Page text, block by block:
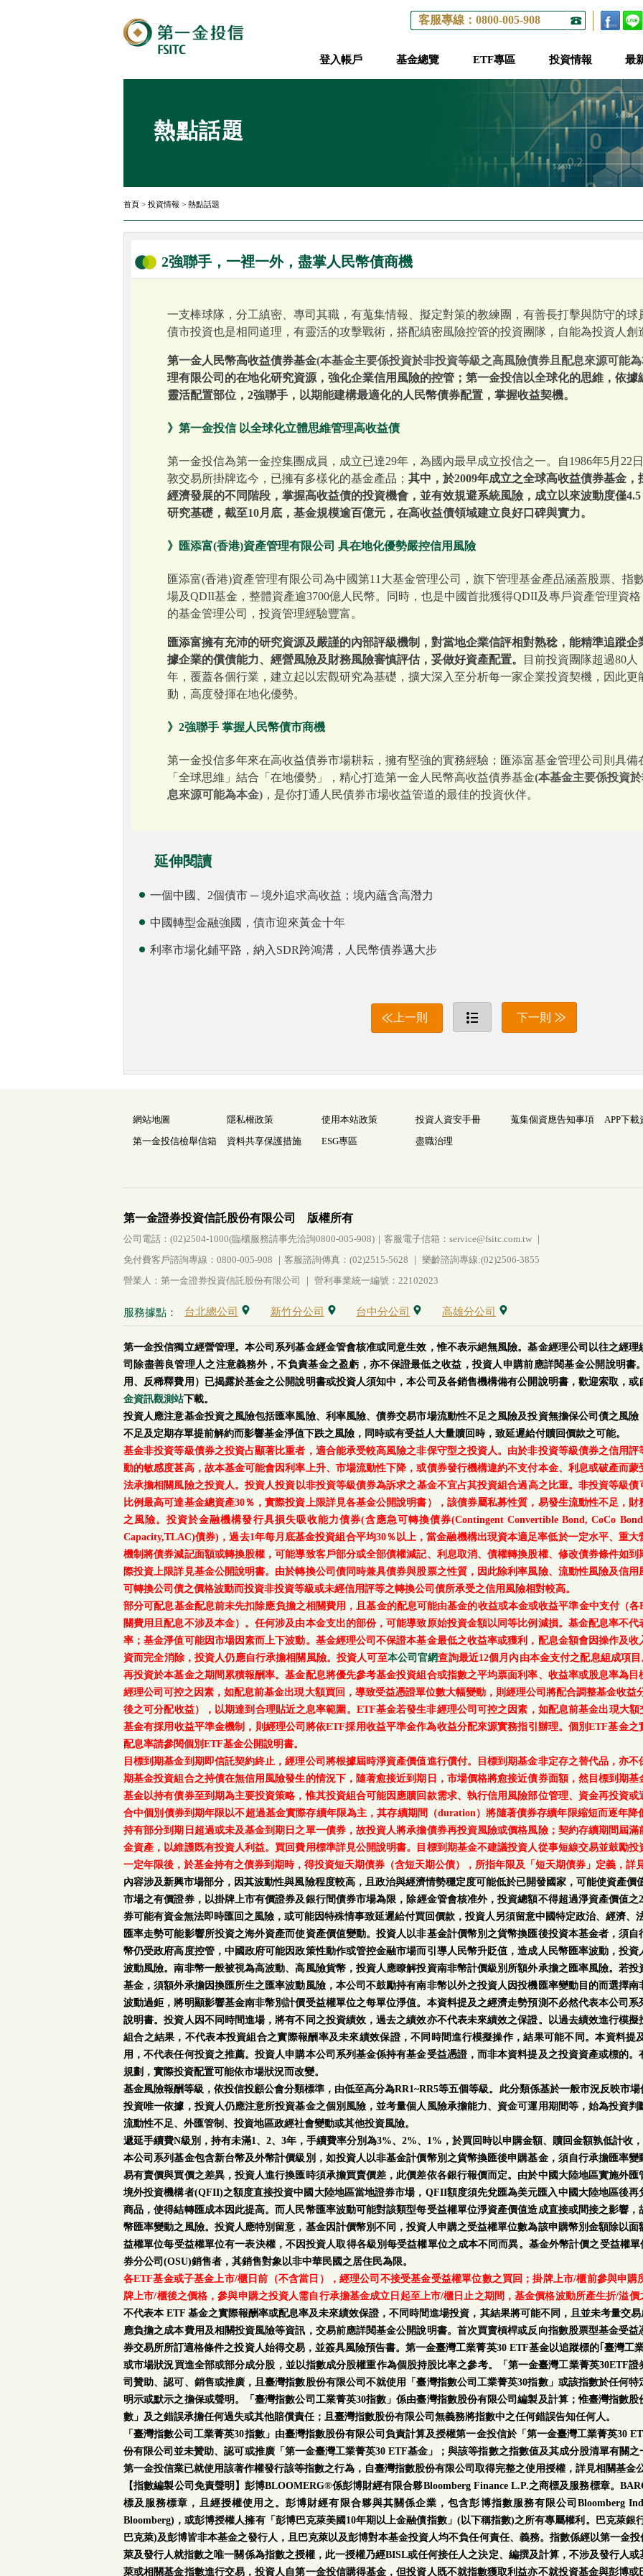
客服專線：0800-005-908
登入帳戶 基金總覽 ETF專區 投資情報 最
熱點話題
首頁 > 投資情報 > 熱點話題
2強聯手，一裡一外，盡掌人民幣債商機
一支棒球隊，分工縝密、專司其職，有蒐集情報、擬定對策的教練團，有善長打擊與防守的
債市投資也是相同道理，有靈活的攻擊戰術，搭配縝密風險控管的投資團隊，自能為投資人創
第一金人民幣高收益債券基金(本基金主要係投資於非投資等級之高風險債券且配息來源可能
理有限公司的在地化研究資源，強化企業信用風險的控管；第一金投信以全球化的思維，依
靈活配置部位，2強聯手，以期能建構最適化的人民幣債券配置，掌握收益契機。
》第一金投信 以全球化立體思維管理高收益債
第一金投信為第一金控集團成員，成立已達29年，為國內最早成立投信之一。自1986年5月22
敦交易所掛牌迄今，已擁有多樣化的基金產品； 其中，於2009年成立之全球高收益債券基金
經濟發展的不同階段，掌握高收益債的投資機會，並有效規避系統風險，成立以來波動度僅
研究基礎，截至10月底，基金規模逾百億元，在高收益債領域建立良好口碑與實力。
》匯添富(香港)資產管理有限公司 具在地化優勢嚴控信用風險
匯添富(香港)資產管理有限公司為中國第11大基金管理公司，旗下管理基金產品涵蓋股票、指
場及QDII基金，整體資產逾3700億人民幣。同時，也是中國首批獲得QDII及專戶資產管理資
的基金管理公司，投資管理經驗豐富。
匯添富擁有充沛的研究資源及嚴謹的內部評級機制，對當地企業信評相對熟稔，能精準追蹤
據企業的償債能力、經營風險及財務風險審慎評估，妥做好資產配置。
目前投資團隊超過80
年，覆蓋各個行業，建立起以宏觀研究為基礎，擴大深入至分析每一家企業投資契機，因此
動，高度發揮在地化優勢。
》2強聯手 掌握人民幣債市商機
第一金投信多年來在高收益債券市場耕耘，擁有堅強的實務經驗；匯添富基金管理公司則具
「全球思維」結合「在地優勢」，精心打造第一金人民幣高收益債券基金(本基金主要係投資
息來源可能為本金) ，是你打通人民債券市場收益管道的最佳的投資伙伴。
延伸閱讀
一個中國、2個債市 ─ 境外追求高收益；境內蘊含高潛力
中國轉型金融強國，債市迎來黃金十年
利率市場化鋪平路，納入SDR跨鴻溝，人民幣債券邁大步
上一則 下一則
網站地圖 隱私權政策 使用本站政策 投資人資安手冊 蒐集個資應告知事項
APP下載
第一金投信檢舉信箱
資料共享保護措施 ESG專區 盡職治理
第一金證券投資信託股份有限公司 版權所有
公司電話：(02)2504-1000(臨櫃服務請事先洽詢0800-005-908)｜客服電子信箱：service@fsitc.com.tw ｜
免付費客戶諮詢專線：0800-005-908 ｜客服諮詢傳真：(02)2515-5628 ｜ 樂齡諮詢專線:(02)2506-3855
營業人：第一金證券投資信託股份有限公司 ｜ 營利事業統一編號：22102023
服務據點： 台北總公司 新竹分公司 台中分公司 高雄分公司
第一金投信獨立經營管理。本公司系列基金經金管會核准或同意生效，惟不表示絕無風險。基金經理公司以往之經
司除盡善良管理人之注意義務外，不負責基金之盈虧，亦不保證最低之收益，投資人申購前應詳閱基金公開說明書
用、反稀釋費用）已揭露於基金之公開說明書或投資人須知中，本公司及各銷售機構備有公開說明書，歡迎索取，或
金資訊觀測站下載。
投資人應注意基金投資之風險包括匯率風險、利率風險、債券交易市場流動性不足之風險及投資無擔保公司債之風
不足及定期存單提前解約而影響基金淨值下跌之風險，同時或有受益人大量贖回時，致延遲給付贖回價款之可能。
基金非投資等級債券之投資占顯著比重者，適合能承受較高風險之非保守型之投資人。由於非投資等級債券之信用
動的敏感度甚高，故本基金可能會因利率上升、市場流動性下降，或債券發行機構違約不支付本金、利息或破產而
法承擔相關風險之投資人。投資人投資以非投資等級債券為訴求之基金不宜占其投資組合過高之比重。非投資等級
比例最高可達基金總資產30％，實際投資上限詳見各基金公開說明書），該債券屬私募性質，易發生流動性不足，
之風險。投資於金融機構發行具損失吸收能力債券(含應急可轉換債券(Contingent Convertible Bond, CoCo
Capacity,TLAC)債券)，過去1年每月底基金投資組合平均30％以上，當金融機構出現資本適足率低於一定水平、重
機制將債券減記面額或轉換股權，可能導致客戶部分或全部債權減記、利息取消、債權轉換股權、修改債券條件如
際投資上限詳見基金公開說明書。由於轉換公司債同時兼具債券與股票之性質，因此除利率風險、流動性風險及信
可轉換公司債之價格波動而投資非投資等級或未經信用評等之轉換公司債所承受之信用風險相對較高。
部分可配息基金配息前未先扣除應負擔之相關費用，且基金的配息可能由基金的收益或本金或收益平準金中支付（
關費用且配息不涉及本金）。任何涉及由本金支出的部份，可能導致原始投資金額以同等比例減損。基金配息率不
率；基金淨值可能因市場因素而上下波動。基金經理公司不保證本基金最低之收益率或獲利，配息金額會因操作及
資而完全消除，投資人仍應自行承擔相關風險。投資人可至本公司官網查詢最近12個月內由本金支付之配息組成項
再投資於本基金之期間累積報酬率。基金配息將優先參考基金投資組合或指數之平均票面利率、收益率或股息率為
經理公司可控之因素，如配息前基金出現大額買回，導致受益憑證單位數大幅變動，則經理公司將配合調整基金收
後之可分配收益），以期達到合理貼近之息率範圍。ETF基金若發生非經理公司可控之因素，如配息前基金出現大
基金有採用收益平準金機制，則經理公司將依ETF採用收益平準金作為收益分配來源實務指引辦理。個別ETF基金
配息率請參閱個別ETF基金公開說明書。
目標到期基金到期即信託契約終止，經理公司將根據屆時淨資產價值進行償付。目標到期基金非定存之替代品，亦
期基金投資組合之持債在無信用風險發生的情況下，隨著愈接近到期日，市場價格將愈接近債券面額，然目標到期
基金以持有債券至到期為主要投資策略，惟其投資組合可能因應贖回款需求、執行信用風險部位管理、資金再投資
合中個別債券到期年限以不超過基金實際存續年限為主，其存續期間（duration）將隨著債券存續年限縮短而逐年
持有部分到期日超過或未及基金到期日之單一債券，故投資人將承擔債券再投資風險或價格風險；契約存續期間屆
金資產，以維護既有投資人利益。買回費用標準詳見公開說明書。目標到期基金不建議投資人從事短線交易並鼓勵
一定年限後，於基金持有之債券到期時，得投資短天期債券（含短天期公債），所指年限及「短天期債券」定義，詳
內容涉及新興市場部分，因其波動性與風險程度較高，且政治與經濟情勢穩定度可能低於已開發國家，可能使資產
市場之有價證券，以掛牌上市有價證券及銀行間債券市場為限，除經金管會核准外，投資總額不得超過淨資產價值
券可能有資金無法即時匯回之風險，或可能因特殊情事致延遲給付買回價款，投資人另須留意中國特定政治、經濟、
匯率走勢可能影響所投資之海外資產而使資產價值變動。投資人以非基金計價幣別之貨幣換匯後投資本基金者，須
幣仍受政府高度控管，中國政府可能因政策性動作或管控金融市場而引導人民幣升貶值，造成人民幣匯率波動，投
波動風險。南非幣一般被視為高波動、高風險貨幣，投資人應瞭解投資南非幣計價級別所額外承擔之匯率風險。若
基金，須額外承擔因換匯所生之匯率波動風險，本公司不鼓勵持有南非幣以外之投資人因投機匯率變動目的而選擇
波動過鉅，將明顯影響基金南非幣別計價受益權單位之每單位淨值。本資料提及之經濟走勢預測不必然代表本公司
說明書。投資人因不同時間進場，將有不同之投資績效，過去之績效亦不代表未來績效之保證。以過去績效進行模
組合之結果，不代表本投資組合之實際報酬率及未來績效保證，不同時間進行模擬操作，結果可能不同。本資料提
用，不代表任何投資之推薦。投資人申購本公司系列基金係持有基金受益憑證，而非本資料提及之投資資產或標的
規劃，實際投資配置可能依市場狀況而改變。
基金風險報酬等級，依投信投顧公會分類標準，由低至高分為RR1~RR5等五個等級。此分類係基於一般市況反映市
投資唯一依據，投資人仍應注意所投資基金之個別風險，並考量個人風險承擔能力、資金可運用期間等，始為投資
流動性不足、外匯管制、投資地區政經社會變動或其他投資風險。
遞延手續費N級別，持有未滿1、2、3年，手續費率分別為3%、2%、1%，於買回時以申購金額、贖回金額孰低計收
本公司系列基金包含新台幣及外幣計價級別，如投資人以非基金計價幣別之貨幣換匯後申購基金，須自行承擔匯率
易有賣價與買價之差異，投資人進行換匯時須承擔買賣價差，此價差依各銀行報價而定。由於中國大陸地區實施外
境外投資機構者(QFII)之額度直接投資中國大陸地區當地證券市場，QFII額度須先兌匯為美元匯入中國大陸地區後
商品，使得結轉匯成本因此提高。而人民幣匯率波動可能對該類型每受益權單位淨資產價值造成直接或間接之影響
幣匯率變動之風險。投資人應特別留意，基金因計價幣別不同，投資人申購之受益權單位數為該申購幣別金額除以
益權單位每受益權單位有一表決權，不因投資人取得各級別每受益權單位之成本不同而異。基金外幣計價之受益權
券分公司(OSU)銷售者，其銷售對象以非中華民國之居住民為限。
各ETF基金或子基金上市/櫃日前（不含當日），經理公司不接受基金受益權單位數之買回；掛牌上市/櫃前參與申
牌上市/櫃後之價格，參與申購之投資人需自行承擔基金成立日起至上市/櫃日止之期間，基金價格波動所產生折/溢價
不代表本 ETF 基金之實際報酬率或配息率及未來績效保證，不同時間進場投資，其結果將可能不同，且並未考量交
應負擔之成本費用及相關投資風險等資訊，交易前應詳閱基金公開說明書。首次買賣槓桿或反向指數股票型基金受
券交易所所訂適格條件之投資人始得交易，並簽具風險預告書。第一金臺灣工業菁英30 ETF基金以追蹤標的｢臺灣工
或市場狀況買進全部或部分成分股，並以指數成分股權重作為個股持股比率之參考。「第一金臺灣工業菁英30ETF
司贊助、認可、銷售或推廣，且臺灣指數股份有限公司不就使用「臺灣指數公司工業菁英30指數」或該指數於任何
明示或默示之擔保或聲明。「臺灣指數公司工業菁英30指數」係由臺灣指數股份有限公司編製及計算；惟臺灣指數
數」及之錯誤承擔任何過失或其他賠償責任；且臺灣指數股份有限公司無義務將指數中之任何錯誤告知任何人。
「臺灣指數公司工業菁英30指數」由臺灣指數股份有限公司負責計算及授權第一金投信於「第一金臺灣工業菁英30
份有限公司並未贊助、認可或推廣「第一金臺灣工業菁英30 ETF基金」；與該等指數之指數值及其成分股清單有關
第一金投信業已就使用該著作權發行該等指數之行為，自臺灣指數股份有限公司取得完整之使用授權，詳見相關基金
【指數編製公司免責聲明】彭博BLOOMERG®係彭博財經有限合夥Bloomberg Finance L.P.之商標及服務標章。
標及服務標章，且經授權使用之。彭博財經有限合夥與其關係企業，包含彭博指數服務有限公司Bloomberg
Bloomberg)，或彭博授權人擁有「彭博巴克萊美國10年期以上金融債指數」(以下稱指數)之所有專屬權利。巴克萊銀
巴克萊)及彭博皆非本基金之發行人，且巴克萊以及彭博對本基金投資人均不負任何責任、義務。指數係經以第一金
萊及發行人就指數之唯一關係為指數之授權，此一授權乃經BISL或任何接任人之決定、編撰及計算，不涉及發行人
萊或相關基金指數進行交易，投資人自第一金投信購得基金，但投資人既不就指數獲取利益亦不就投資基金與彭博